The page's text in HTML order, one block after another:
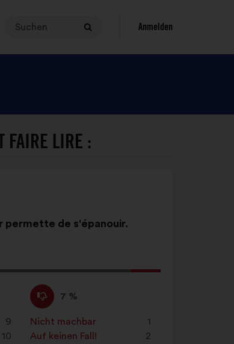
Um
Suche
Suchbegriff
3
Gib
das
Suchfeld
und
klicke
Suchen
Suchen
Anmelden
FAIRE LIRE :
permette de s'épanouir.
9
10
Ich
stimme
nicht
zu
7 %
Dieser
Vorschlag
wurde
eingeordnet
Nicht machbar
: 1
mal
Auf keinen Fall!
: 2
mal